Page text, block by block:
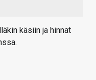
käsiin ja hinnat